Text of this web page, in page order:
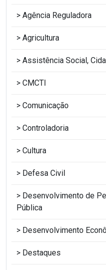
Agência Reguladora
Agricultura
Assistência Social,
CMCTI
Comunicação
Controladoria
Cultura
Defesa Civil
Desenvolvimento de
Pública
Desenvolvimento
Destaques